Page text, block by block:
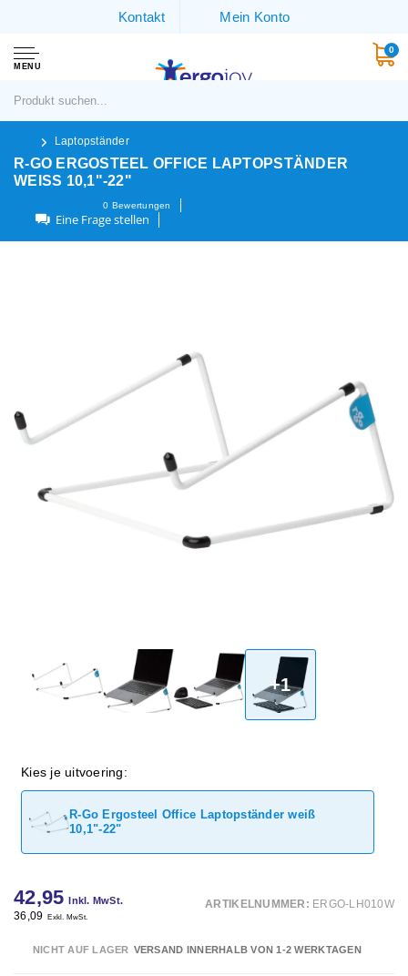
Kontakt Mein Konto
MENU
0
Laptopständer
R-GO ERGOSTEEL OFFICE LAPTOPSTÄNDER
WEISS 10,1"-22"
0 Bewertungen
Eine Frage stellen
+1
Kies je uitvoering:
R-Go Ergosteel Office Laptopständer weiß
10,1"-22"
42,95 Inkl. MwSt.
36,09 Exkl. MwSt.
ARTIKELNUMMER: ERGO-LH010W
NICHT AUF LAGER VERSAND INNERHALB VON 1-2 WERKTAGEN